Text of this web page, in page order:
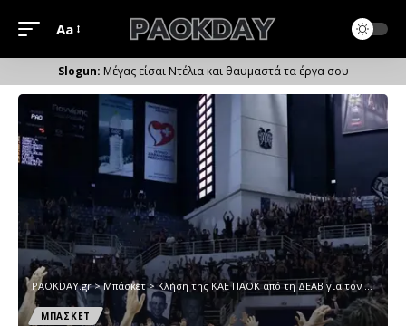
Μέγεθος
Γραμματοσειράς
Aa
Μέγας είσαι Ντέλια και θαυμαστά τα έργα σου
PAOKDAY.gr>Μπάσκετ>Κλήση της ΚΑΕ ΠΑΟΚ από τη ΔΕΑΒ για τον ημιτελικό με Παναθηναϊκό
ΜΠΑΣΚΕΤ